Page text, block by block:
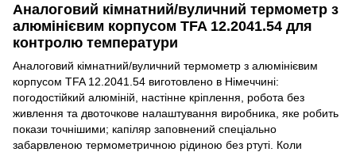
Аналоговий кімнатний/вуличний термометр з
алюмінієвим корпусом TFA 12.2041.54 для
контролю температури
Аналоговий кімнатний/вуличний термометр з алюмінієвим
корпусом TFA 12.2041.54 виготовлено в Німеччині:
погодостійкий алюміній, настінне кріплення, робота без
живлення та двоточкове налаштування виробника, яке робить
покази точнішими; капіляр заповнений спеціально
забарвленою термометричною рідиною без ртуті. Коли